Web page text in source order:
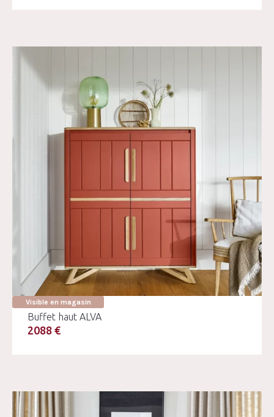
Visible en magasin
Buffet haut ALVA
2088 €